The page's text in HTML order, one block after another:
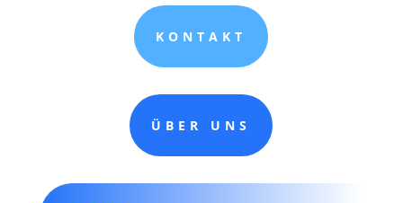
KONTAKT
ÜBER UNS